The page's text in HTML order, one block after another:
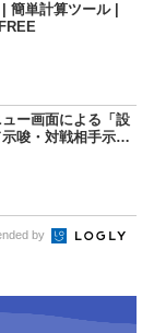
簡単計算ツール |
ュー画面による「設
唆・対戦相手示
by